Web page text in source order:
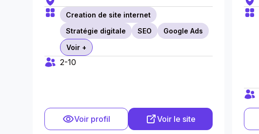
Creation de site internet
Stratégie digitale
SEO
Google Ads
Voir +
2-10
Voir profil Voir le site